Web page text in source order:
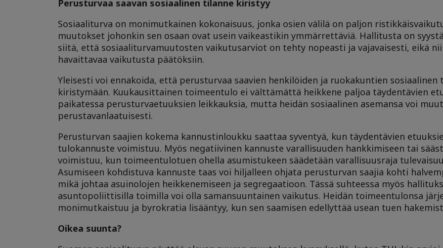
Perusturvaa saavan sosiaalinen tilanne kiristyy
Sosiaaliturva on monimutkainen kokonaisuus, jonka osien välilä on paljon
muutokset johonkin sen osaan ovat usein vaikeastikin ymmärrettäviä. Hallitusta on
siitä, että sosiaaliturvamuutosten vaikutusarviot on tehty nopeasti ja vajavaisesti, eikä
havaittavaa vaikutusta päätöksiin.
Yleisesti voi ennakoida, että perusturvaa saavien henkilöiden ja ruokakuntien sosiaalinen
kiristymään. Kuukausittainen toimeentulo ei välttämättä heikkene paljoa täydentävien
paikatessa perusturvaetuuksien leikkauksia, mutta heidän sosiaalinen asemansa voi
perustavanlaatuisesti.
Perusturvan saajien kokema kannustinloukku saattaa syventyä, kun täydentävien
tulokannuste voimistuu. Myös negatiivinen kannuste varallisuuden hankkimiseen tai
voimistuu, kun toimeentulotuen ohella asumistukeen säädetään varallisuusraja
Asumiseen kohdistuva kannuste taas voi hiljalleen ohjata perusturvan saajia kohti
mikä johtaa asuinolojen heikkenemiseen ja segregaatioon. Tässä suhteessa myös
asuntopoliittisilla toimilla voi olla samansuuntainen vaikutus. Heidän toimeentulonsa
monimutkaistuu ja byrokratia lisääntyy, kun sen saamisen edellyttää usean tuen
Oikea suunta?